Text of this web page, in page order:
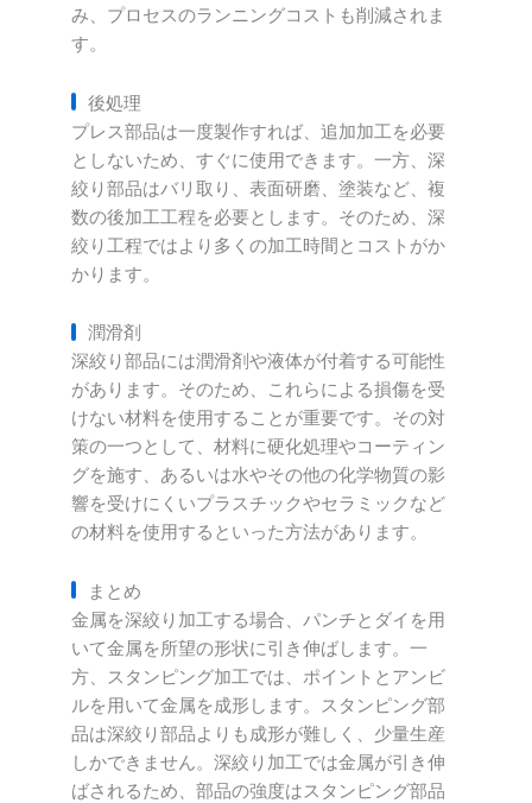
み、プロセスのランニングコストも削減されま
す。
後処理
プレス部品は一度製作すれば、追加加工を必要
としないため、すぐに使用できます。一方、深
絞り部品はバリ取り、表面研磨、塗装など、複
数の後加工工程を必要とします。そのため、深
絞り工程ではより多くの加工時間とコストがか
かります。
潤滑剤
深絞り部品には潤滑剤や液体が付着する可能性
があります。そのため、これらによる損傷を受
けない材料を使用することが重要です。その対
策の一つとして、材料に硬化処理やコーティン
グを施す、あるいは水やその他の化学物質の影
響を受けにくいプラスチックやセラミックなど
の材料を使用するといった方法があります。
まとめ
金属を深絞り加工する場合、パンチとダイを用
いて金属を所望の形状に引き伸ばします。一
方、スタンピング加工では、ポイントとアンビ
ルを用いて金属を成形します。スタンピング部
品は深絞り部品よりも成形が難しく、少量生産
しかできません。深絞り加工では金属が引き伸
ばされるため、部品の強度はスタンピング部品